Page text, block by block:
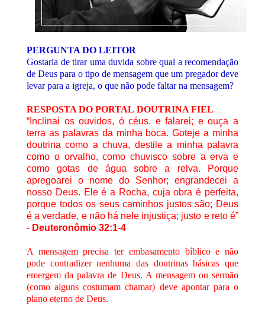
PERGUNTA DO LEITOR
Gostaria de tirar uma duvida sobre qual a recomendação
de Deus para o tipo de mensagem que um pregador deve
levar para a igreja, o que não pode faltar na mensagem?
RESPOSTA DO PORTAL DOUTRINA FIEL
“Inclinai os ouvidos, ó céus, e falarei; e ouça a
terra as palavras da minha boca. Goteje a minha
doutrina como a chuva, destile a minha palavra
como o orvalho, como chuvisco sobre a erva e
como gotas de água sobre a relva. Porque
apregoarei o nome do Senhor; engrandecei a
nosso Deus. Ele é a Rocha, cuja obra é perfeita,
porque todos os seus caminhos justos são; Deus
é a verdade, e não há nele injustiça; justo e reto é”
- Deuteronômio 32:1-4
A mensagem precisa ter embasamento bíblico e não
pode contradizer nenhuma das doutrinas básicas que
emergem da palavra de Deus. A mensagem ou sermão
(como alguns costumam chamar) deve apontar para o
plano eterno de Deus.